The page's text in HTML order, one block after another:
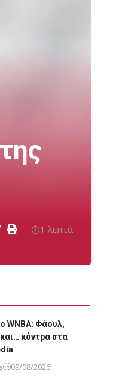
1 λεπτά
WNBA: Φάουλ,
κόντρα στα
09/08/2026